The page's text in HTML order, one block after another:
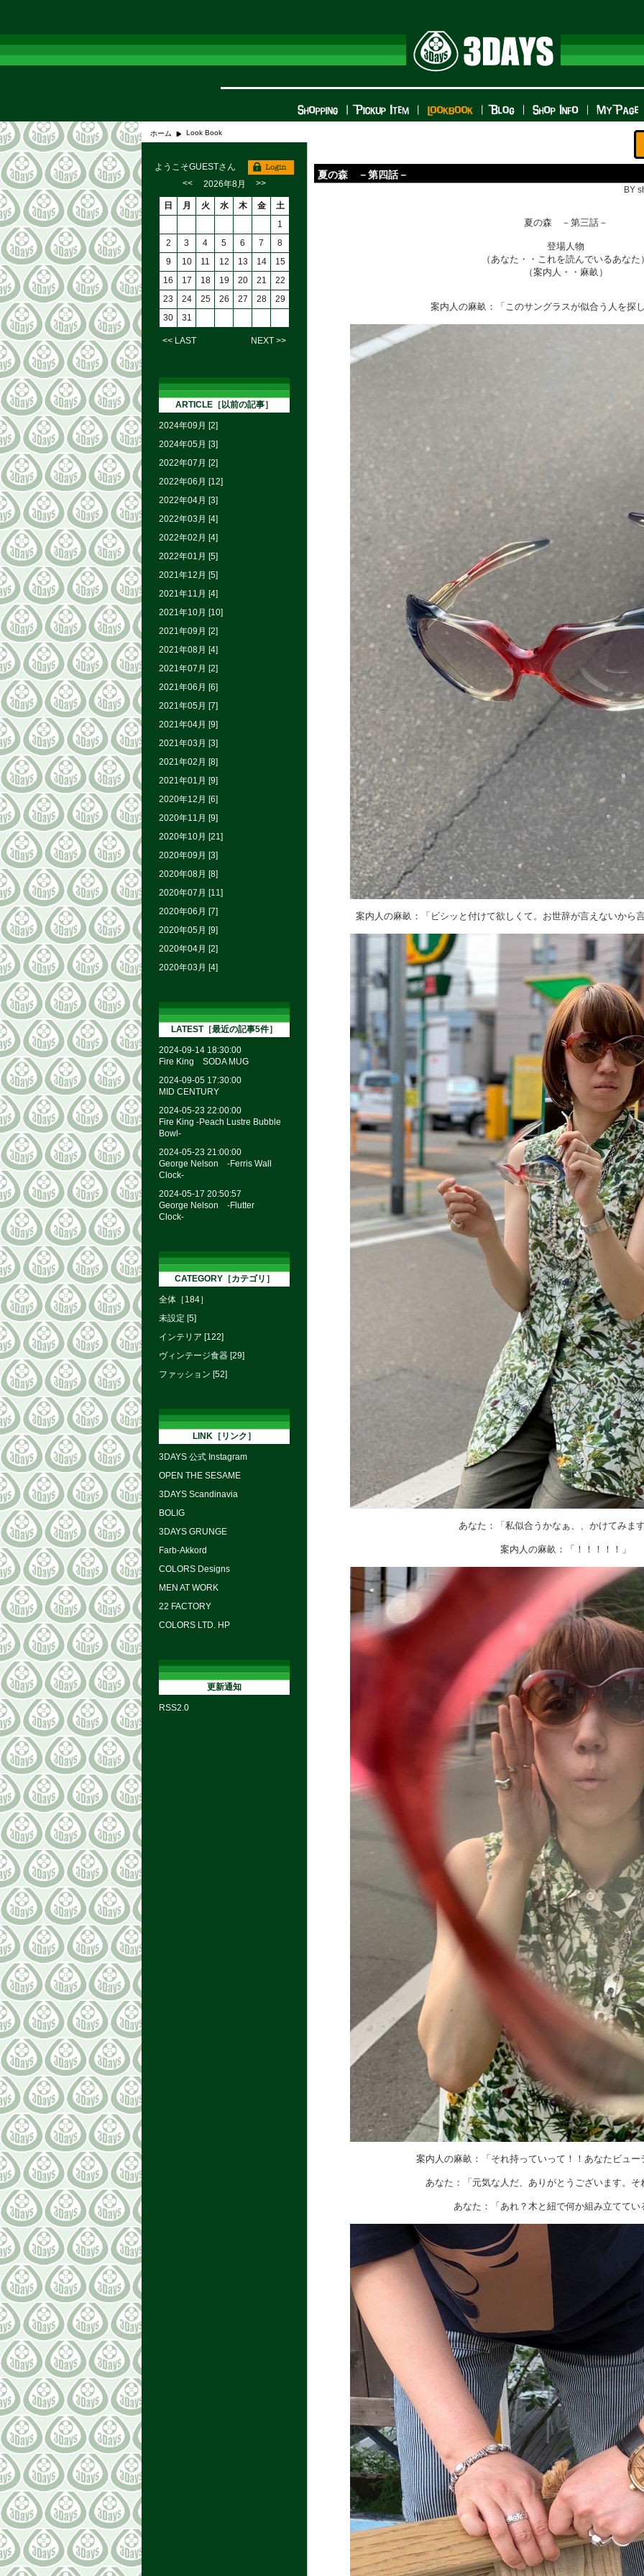
ホーム Look Book
夏の森 －第四話－
BY
夏の森 －第三話－
登場人物
（あなた・・これを読んでいるあなた
（案内人・・麻畝）
案内人の麻畝：「このサングラスが似合う人を探
案内人の麻畝：「ビシッと付けて欲しくて。お世辞が言えないから
あなた：「私似合うかなぁ、、かけてみま
案内人の麻畝：「！！！！！」
案内人の麻畝：「それ持っていって！！あなたビュー
あなた：「元気な人だ、ありがとうございます。そ
あなた：「あれ？木と紐で何か組み立ててい
ようこそGUESTさん
<<
2026年8月 >>
日 月 火 水 木 金
土
1
2
3 4 5 6 7
8
9
10 11 12 13 14
15
16
17 18 19 20 21
22
23
24 25 26 27 28
29
30
31
<< LAST NEXT >>
ARTICLE［以前の記事］
2024年09月 [2]
2024年05月 [3]
2022年07月 [2]
2022年06月 [12]
2022年04月 [3]
2022年03月 [4]
2022年02月 [4]
2022年01月 [5]
2021年12月 [5]
2021年11月 [4]
2021年10月 [10]
2021年09月 [2]
2021年08月 [4]
2021年07月 [2]
2021年06月 [6]
2021年05月 [7]
2021年04月 [9]
2021年03月 [3]
2021年02月 [8]
2021年01月 [9]
2020年12月 [6]
2020年11月 [9]
2020年10月 [21]
2020年09月 [3]
2020年08月 [8]
2020年07月 [11]
2020年06月 [7]
2020年05月 [9]
2020年04月 [2]
2020年03月 [4]
LATEST［最近の記事5件］
2024-09-14 18:30:00
Fire King SODA MUG
2024-09-05 17:30:00
MID CENTURY
2024-05-23 22:00:00
Fire King -Peach Lustre Bubble
Bowl-
2024-05-23 21:00:00
George Nelson -Ferris Wall
Clock-
2024-05-17 20:50:57
George Nelson -Flutter
Clock-
CATEGORY［カテゴリ］
全体［184］
未設定 [5]
インテリア [122]
ヴィンテージ食器 [29]
ファッション [52]
LINK［リンク］
3DAYS 公式 Instagram
OPEN THE SESAME
3DAYS Scandinavia
BOLIG
3DAYS GRUNGE
Farb-Akkord
COLORS Designs
MEN AT WORK
22 FACTORY
COLORS LTD. HP
更新通知
RSS2.0